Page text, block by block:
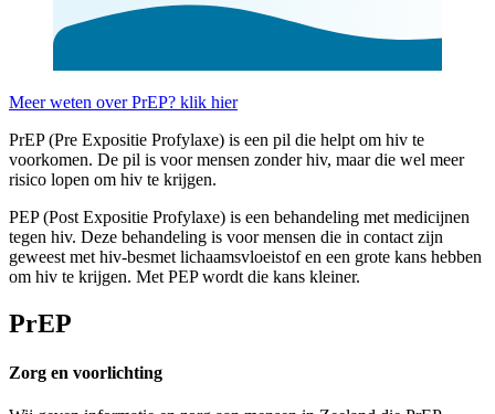
Meer weten over PrEP? klik hier
PrEP (Pre Expositie Profylaxe) is een pil die helpt om hiv te
voorkomen. De pil is voor mensen zonder hiv, maar die wel meer
risico lopen om hiv te krijgen.
PEP (Post Expositie Profylaxe) is een behandeling met medicijnen
tegen hiv. Deze behandeling is voor mensen die in contact zijn
geweest met hiv-besmet lichaamsvloeistof en een grote kans hebben
om hiv te krijgen. Met PEP wordt die kans kleiner.
PrEP
Zorg en voorlichting